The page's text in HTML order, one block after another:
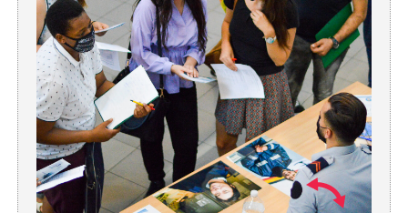
une invitation et toute information pratique
concernant cet évènement.